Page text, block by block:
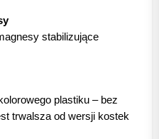
stabilizujące
plastiku – bez
trwalsza od wersji kostek